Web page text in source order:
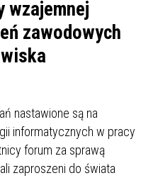
wzajemnej
zawodowych
nastawione są na
informatycznych w pracy
forum za sprawą
zaproszeni do świata